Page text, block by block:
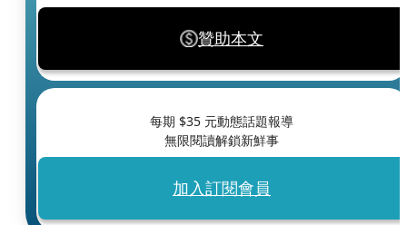
贊助本文
每期 $35 元動態話題報導
無限閱讀解鎖新鮮事
加入訂閱會員